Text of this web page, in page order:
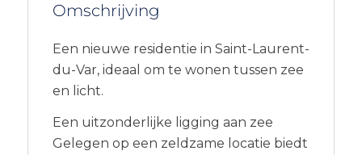
Omschrijving
Een nieuwe residentie in Saint-Laurent-
du-Var, ideaal om te wonen tussen zee
en licht.
Een uitzonderlijke ligging aan zee
Gelegen op een zeldzame locatie biedt